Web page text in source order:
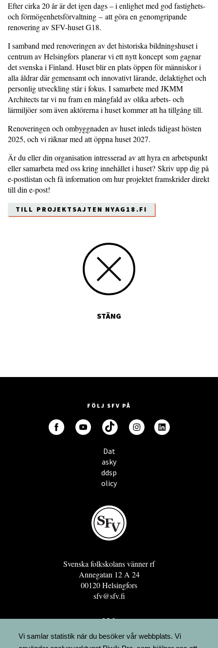
Efter cirka 20 år är det igen dags – i enlighet med god fastighets-
och förmögenhetsförvaltning – att göra en genomgripande
renovering av SFV-huset G18.
I samband med renoveringen av det historiska bildningshuset i
centrum av Helsingfors planerar vi ett nytt koncept som gagnar
det svenska i Finland. Huset blir en plats öppen för människor i
alla åldrar där gemensamt och innovativt lärande, delaktighet och
personlig utveckling står i fokus. I samarbete med JKMM
Architects tar vi nu fram en mångfald av olika arbets- och
lärmiljöer som även aktörerna i huset kommer att ha tillgång till.
Renoveringen och ombyggnaden av huset inleds tidigast hösten
2025, och vi räknar med att öppna huset 2027.
Är du eller din organisation intresserad av att hyra en arbetspunkt
eller samarbeta med oss kring innehållet i huset? Skriv upp dig på
e-postlistan och få information om hur projektet framskrider direkt
till din e-post!
TILL PROJEKTSAJTEN NYAG18.FI
STÄNG
FÖLJ SFV PÅ
Dat
asky
ddsp
olicy
Svenska folkskolans vänner rf
Annegatan 12 A 24
00120 Helsingfors
sfv@sfv.fi
GRO
FÖRENINGSRESURSEN
Vi samlar statistik när du besöker vår webbplats. Vi